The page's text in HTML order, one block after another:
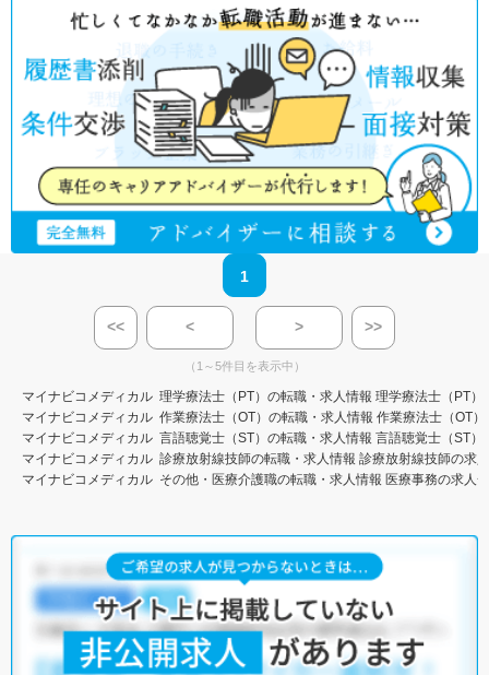
1
<< < > >>
（1～5件目を表示中）
マイナビコメディカル 理学療法士（PT）の転職・求人情報 理学療法士（PT）
マイナビコメディカル 作業療法士（OT）の転職・求人情報 作業療法士（OT
マイナビコメディカル 言語聴覚士（ST）の転職・求人情報 言語聴覚士（ST）
マイナビコメディカル 診療放射線技師の転職・求人情報 診療放射線技師の求
マイナビコメディカル その他・医療介護職の転職・求人情報 医療事務の求人